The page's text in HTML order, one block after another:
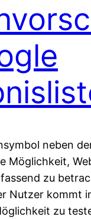
neben
Möglichkeit,
zu
Nutzer kommt
zu